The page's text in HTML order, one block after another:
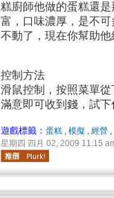
糕廚師他做的蛋糕還
富，口味濃厚，是不
不動了，現在你幫助
控制方法
滑鼠控制，按照菜單
滿意即可收到錢，試
遊戲標籤： 蛋糕 , 模擬 , 經營 ,
星期四 四月 02, 2009 11:15